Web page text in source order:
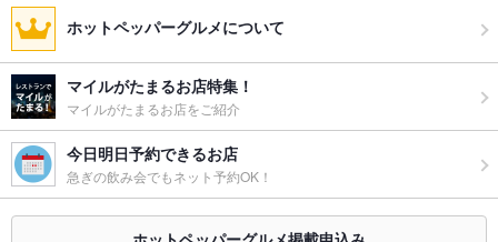
ホットペッパーグルメについて
マイルがたまるお店特集！
マイルがたまるお店をご紹介
今日明日予約できるお店
急ぎの飲み会でもネット予約OK！